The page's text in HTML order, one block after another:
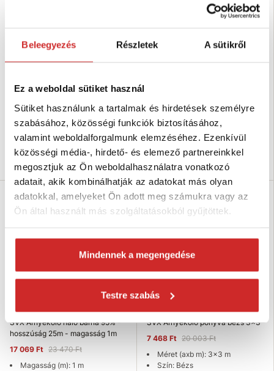
Beleegyezés Részletek A sütikről
Ez a weboldal sütiket használ
Sütiket használunk a tartalmak és hirdetések személyre
szabásához, közösségi funkciók biztosításához,
valamint weboldalforgalmunk elemzéséhez. Ezenkívül
közösségi média-, hirdető- és elemező partnereinkkel
megosztjuk az Ön weboldalhasználatra vonatkozó
adatait, akik kombinálhatják az adatokat más olyan
adatokkal, amelyeket Ön adott meg számukra vagy az
Ön által használt más szolgáltatásokból gyűjtöttek.
Mindennek a megengedése
Testre szabás
SVX Árnyékoló ponyva antracit
8 534 Ft 40 005 Ft
Méret (axbxc m): 5x5x5 m
Szín: antracit
Raktáron 19 db
Kosárba
Hosszúság (m): 5 m
Raktáron 341 db
Kosárba
-27 %
Bestseller
SVX Árnyékoló háló barna 95% -
hosszúság 25m - magasság 1m
17 069 Ft 23 470 Ft
Magasság (m): 1 m
-63 %
Akció
SVX Árnyékoló ponyva bézs 3x3
7 468 Ft 20 003 Ft
Méret (axb m): 3x3 m
Szín: Bézs